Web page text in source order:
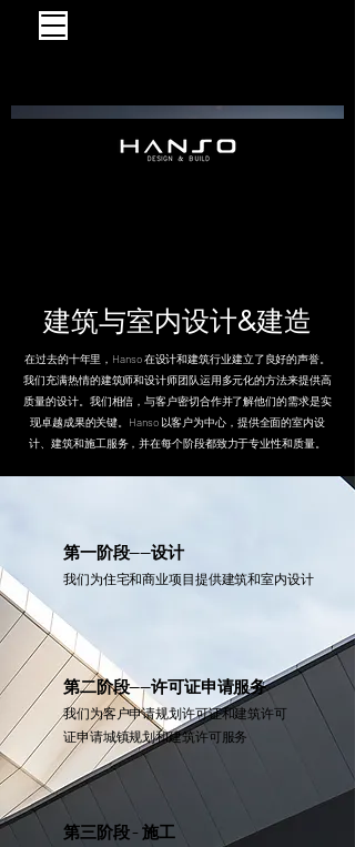
建筑与室内设计&建造
在过去的十年里，Hanso 在设计和建筑行业建立了良好的声誉。
我们充满热情的建筑师和设计师团队运用多元化的方法来提供高
质量的设计。我们相信，与客户密切合作并了解他们的需求是实
现卓越成果的关键。Hanso 以客户为中心，提供全面的室内设
计、建筑和施工服务，并在每个阶段都致力于专业性和质量。
第一阶段——设计
我们为住宅和商业项目提供建筑和室内设计
第二阶段——许可证申请服务
我们为客户申请规划许可证和建筑许可
证申请城镇规划和建筑许可服务
第三阶段 - 施工